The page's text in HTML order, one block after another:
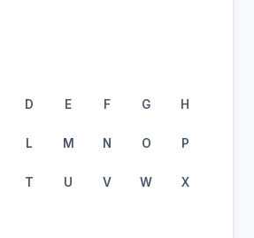
D E F G H
L M N O P
T U V W X